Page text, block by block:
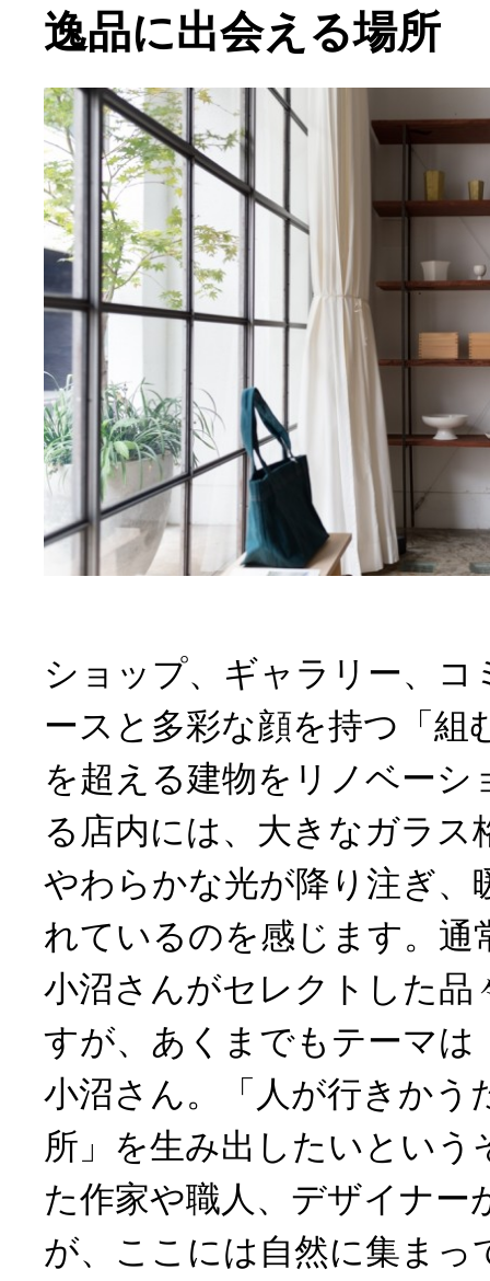
逸品に出会える場所
ショップ、ギャラリー、コ
ースと多彩な顔を持つ「組
を超える建物をリノベーシ
る店内には、大きなガラス
やわらかな光が降り注ぎ、
れているのを感じます。通
小沼さんがセレクトした品
すが、あくまでもテーマは
小沼さん。「人が行きかう
所」を生み出したいという
た作家や職人、デザイナー
が、ここには自然に集まっ